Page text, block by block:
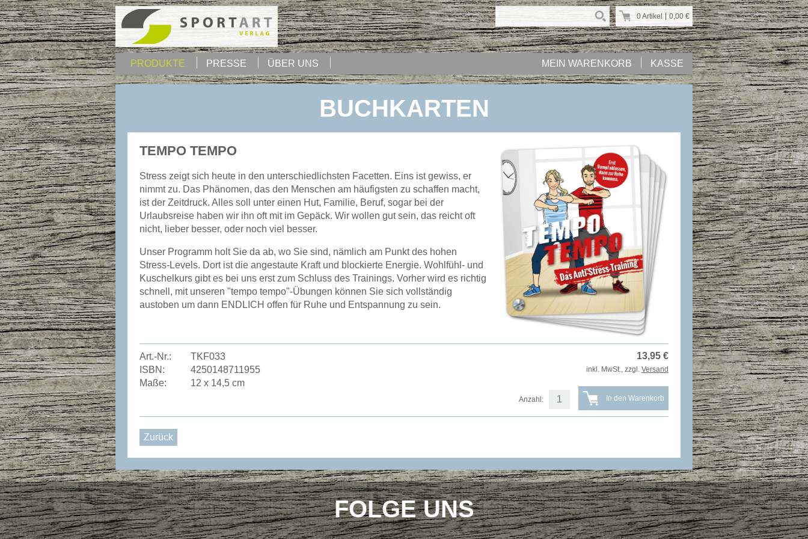
0 Artikel 0,00 €
PRODUKTE PRESSE ÜBER UNS MEIN WARENKORB KASSE
BUCHKARTEN
TEMPO TEMPO
Stress zeigt sich heute in den unterschiedlichsten Facetten. Eins ist gewiss, er
nimmt zu. Das Phänomen, das den Menschen am häufigsten zu schaffen macht,
ist der Zeitdruck. Alles soll unter einen Hut, Familie, Beruf, sogar bei der
Urlaubsreise haben wir ihn oft mit im Gepäck. Wir wollen gut sein, das reicht oft
nicht, lieber besser, oder noch viel besser.
Unser Programm holt Sie da ab, wo Sie sind, nämlich am Punkt des hohen
Stress-Levels. Dort ist die angestaute Kraft und blockierte Energie. Wohlfühl- und
Kuschelkurs gibt es bei uns erst zum Schluss des Trainings. Vorher wird es richtig
schnell, mit unseren "tempo tempo"-Übungen können Sie sich vollständig
austoben um dann ENDLICH offen für Ruhe und Entspannung zu sein.
Art.-Nr.:
TKF033
ISBN:
4250148711955
Maße:
12 x 14,5 cm
13,95 €
inkl. MwSt., zzgl. Versand
Anzahl:
Zurück
FOLGE UNS